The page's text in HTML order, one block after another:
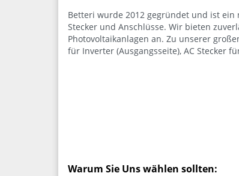
Betteri wurde 2012 gegründet und ist
Stecker und Anschlüsse. Wir bieten
Photovoltaikanlagen an. Zu unserer
für Inverter (Ausgangsseite), AC Stecker
Warum Sie Uns wählen sollten: